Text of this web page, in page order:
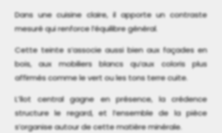
Dans une cuisine claire, il apporte un contraste
mesuré qui renforce l’équilibre général.
Cette teinte s’associe aussi bien aux façades en
bois, aux mobiliers blancs qu’aux coloris plus
affirmés comme le vert ou les tons terre cuite.
L’îlot central gagne en présence, la crédence
structure le regard, et l’ensemble de la pièce
s’organise autour de cette matière minérale.